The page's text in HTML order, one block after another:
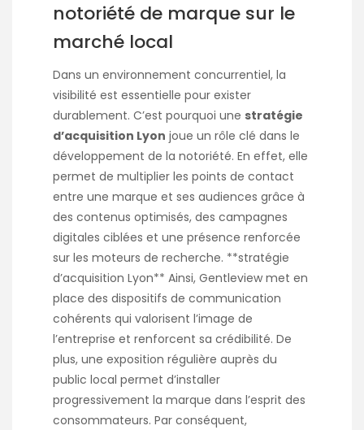
notoriété de marque sur le
marché local
Dans un environnement concurrentiel, la
visibilité est essentielle pour exister
durablement. C’est pourquoi une stratégie
d’acquisition Lyon joue un rôle clé dans le
développement de la notoriété. En effet, elle
permet de multiplier les points de contact
entre une marque et ses audiences grâce à
des contenus optimisés, des campagnes
digitales ciblées et une présence renforcée
sur les moteurs de recherche. **stratégie
d’acquisition Lyon** Ainsi, Gentleview met en
place des dispositifs de communication
cohérents qui valorisent l’image de
l’entreprise et renforcent sa crédibilité. De
plus, une exposition régulière auprès du
public local permet d’installer
progressivement la marque dans l’esprit des
consommateurs. Par conséquent,